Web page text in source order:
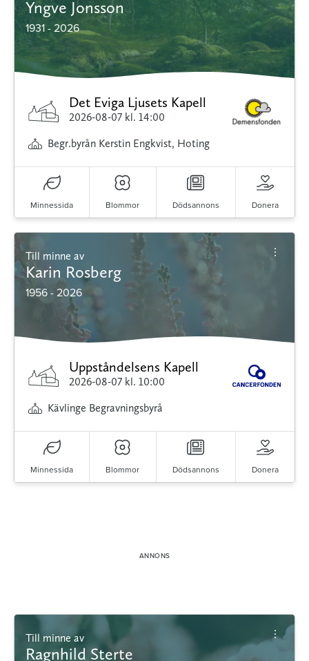
Yngve Jonsson
1931 - 2026
Det Eviga Ljusets Kapell
2026-08-07 kl. 14:00
Begr.byrån Kerstin Engkvist, Hoting
Minnessida Blommor Dödsannons Donera
Till minne av
Karin Rosberg
1956 - 2026
Uppståndelsens Kapell
2026-08-07 kl. 10:00
Kävlinge Begravningsbyrå
Minnessida Blommor Dödsannons Donera
Till minne av
Ragnhild Sterte